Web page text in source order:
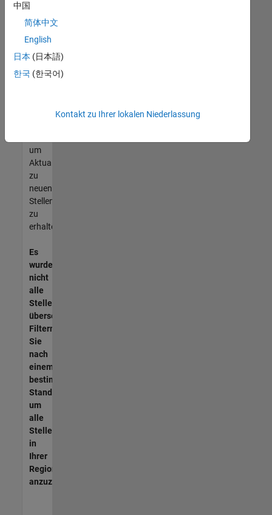
können,
die
Ihren
entsprechen,
werden
unseres
um
Aktualisierungen
zu
neuen
Stellenangeboten
zu
erhalten.
Es
wurden
nicht
alle
Stellen
übersetzt.
Filtern
Sie
nach
einem
bestimmten
Standort,
um
alle
Stellenangebote
in
Ihrer
Region
anzuzeigen.
中国
简体中文
English
日本 (日本語)
한국 (한국어)
Kontakt zu Ihrer lokalen Niederlassung